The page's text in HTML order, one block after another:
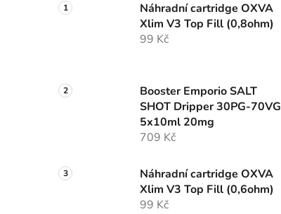
Náhradní cartridge OXVA
Xlim V3 Top Fill (0,8ohm)
99 Kč
Booster Emporio SALT
SHOT Dripper 30PG-70VG
5x10ml 20mg
709 Kč
Náhradní cartridge OXVA
Xlim V3 Top Fill (0,6ohm)
99 Kč